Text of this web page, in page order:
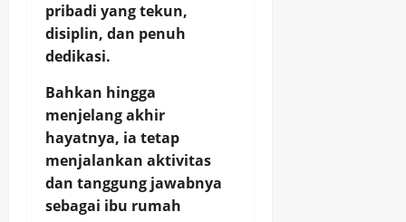
pribadi yang tekun,
disiplin, dan penuh
dedikasi.
Bahkan hingga
menjelang akhir
hayatnya, ia tetap
menjalankan aktivitas
dan tanggung jawabnya
sebagai ibu rumah